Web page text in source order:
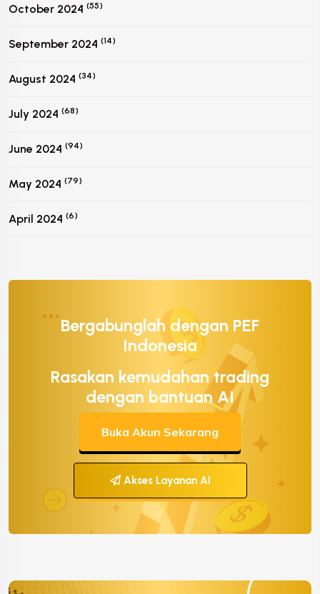
October 2024 (55)
September 2024 (14)
August 2024 (34)
July 2024 (68)
June 2024 (94)
May 2024 (79)
April 2024 (6)
Bergabunglah dengan PEF
Indonesia
Rasakan kemudahan trading
dengan bantuan AI
Buka Akun Sekarang
Akses Layanan AI